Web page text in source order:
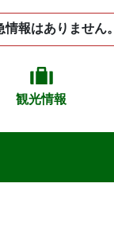
情報はありません。
観光情報